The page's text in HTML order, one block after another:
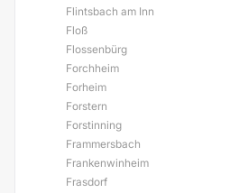
Flintsbach am Inn
Floß
Flossenbürg
Forchheim
Forheim
Forstern
Forstinning
Frammersbach
Frankenwinheim
Frasdorf